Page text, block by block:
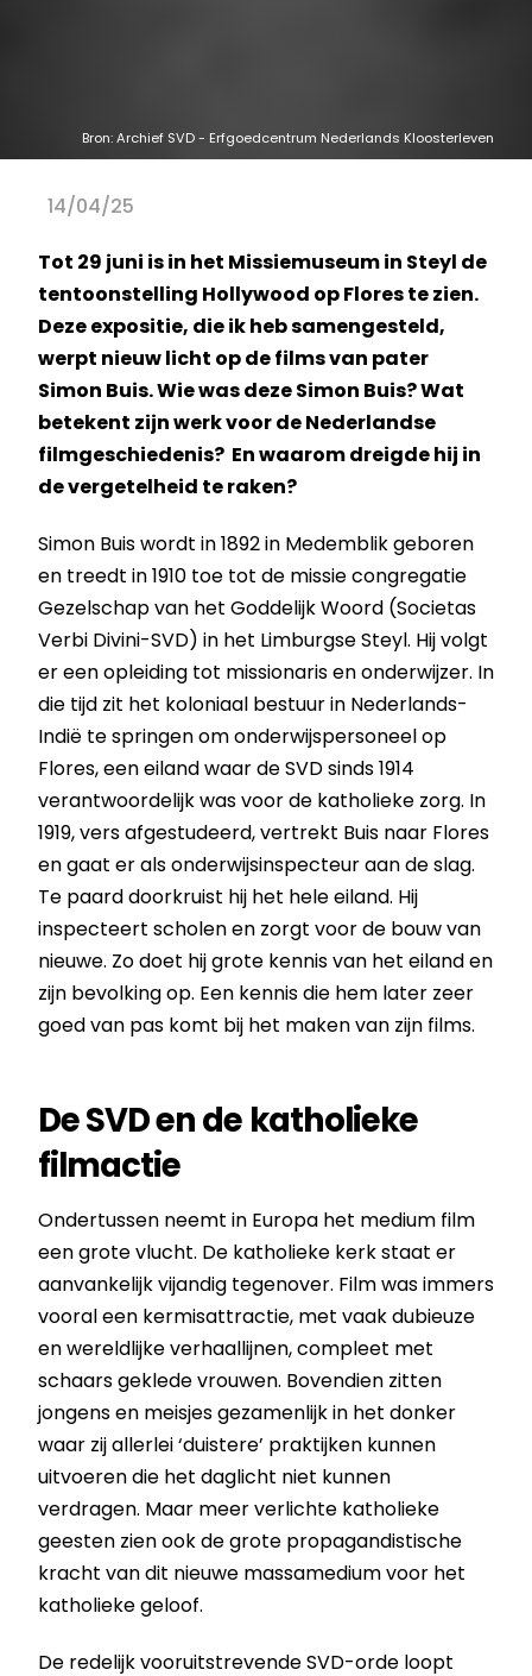
Bron: Archief SVD - Erfgoedcentrum Nederlands Kloosterleven
14/04/25
Tot 29 juni is in het Missiemuseum in Steyl de
tentoonstelling Hollywood op Flores te zien.
Deze expositie, die ik heb samengesteld,
werpt nieuw licht op de films van pater
Simon Buis. Wie was deze Simon Buis? Wat
betekent zijn werk voor de Nederlandse
filmgeschiedenis? En waarom dreigde hij in
de vergetelheid te raken?
Simon Buis wordt in 1892 in Medemblik geboren
en treedt in 1910 toe tot de missie congregatie
Gezelschap van het Goddelijk Woord (Societas
Verbi Divini-SVD) in het Limburgse Steyl. Hij volgt
er een opleiding tot missionaris en onderwijzer. In
die tijd zit het koloniaal bestuur in Nederlands-
Indië te springen om onderwijspersoneel op
Flores, een eiland waar de SVD sinds 1914
verantwoordelijk was voor de katholieke zorg. In
1919, vers afgestudeerd, vertrekt Buis naar Flores
en gaat er als onderwijsinspecteur aan de slag.
Te paard doorkruist hij het hele eiland. Hij
inspecteert scholen en zorgt voor de bouw van
nieuwe. Zo doet hij grote kennis van het eiland en
zijn bevolking op. Een kennis die hem later zeer
goed van pas komt bij het maken van zijn films.
De SVD en de katholieke
filmactie
Ondertussen neemt in Europa het medium film
een grote vlucht. De katholieke kerk staat er
aanvankelijk vijandig tegenover. Film was immers
vooral een kermisattractie, met vaak dubieuze
en wereldlijke verhaallijnen, compleet met
schaars geklede vrouwen. Bovendien zitten
jongens en meisjes gezamenlijk in het donker
waar zij allerlei ‘duistere’ praktijken kunnen
uitvoeren die het daglicht niet kunnen
verdragen. Maar meer verlichte katholieke
geesten zien ook de grote propagandistische
kracht van dit nieuwe massamedium voor het
katholieke geloof.
De redelijk vooruitstrevende SVD-orde loopt